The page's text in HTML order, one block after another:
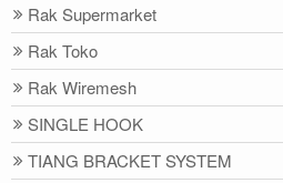
Rak Supermarket
Rak Toko
Rak Wiremesh
SINGLE HOOK
TIANG BRACKET SYSTEM